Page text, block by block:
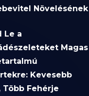
Növelésének
Le a
Magas
Kevesebb
Több Fehérje